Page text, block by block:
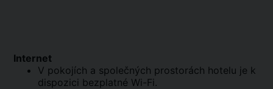
Internet
V pokojích a společných prostorách hotelu je k
dispozici bezplatné Wi-Fi.